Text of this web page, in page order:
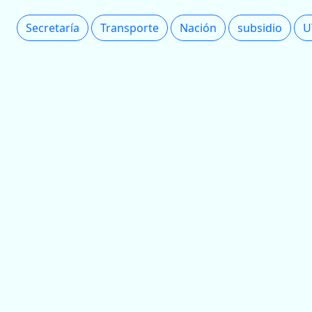
Secretaría Transporte Nación subsidio